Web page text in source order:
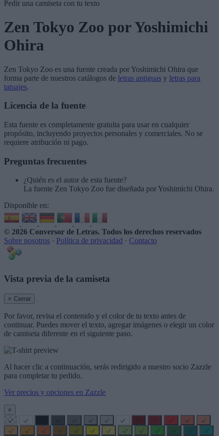
Pedir una camiseta con tu texto
Zen Tokyo Zoo por Yoshimichi
Ohira
Zen Tokyo Zoo es una fuente creada porYoshimichi Ohira que
forma parte de nuestros catálogos de letras antiguas y letras para
tatuajes.
Licencia de la fuente
Esta fuente es completamente gratuita para usar en cualquier
propósito, incluyendo proyectos personales y comerciales. No se
requiere atribución ni pago.
Preguntas frecuentes
¿Quién es el autor de esta fuente?
La fuente Zen Tokyo Zoo fue diseñada por Yoshimichi Ohira.
Disponible en:
© 2026 Conversor de Letras. Todos los derechos reservados
Sobre nosotros · Política de privacidad · Contacto
Vista previa de la camiseta
× Cerrar
Por favor, revisa el contenido y el color de tu texto antes de
continuar. Puedes mover el texto, agregar imágenes o elegir un color
de camiseta diferente en el siguiente paso.
Al hacer clic a continuación, serás redirigido a nuestro socio Zazzle
para completar tu pedido.
Ver precios y opciones en Zazzle
×